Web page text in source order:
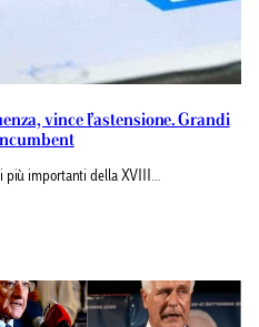
vince l’astensione. Grandi
più importanti della XVIII…